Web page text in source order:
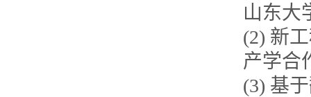
山东大
(2) 新
产学合
(3) 基